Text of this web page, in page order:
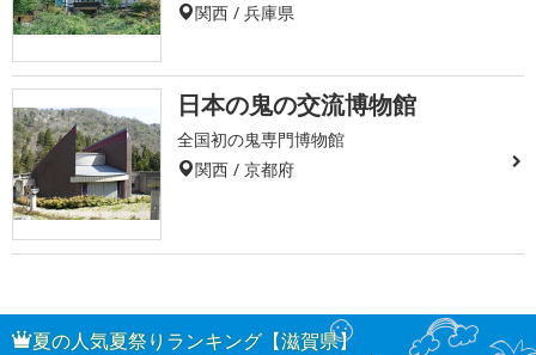
関西 / 兵庫県
日本の鬼の交流博物館
全国初の鬼専門博物館
関西 / 京都府
夏の人気夏祭りランキング【滋賀県】